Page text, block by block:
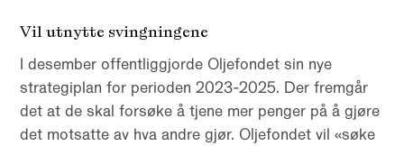
Vil utnytte svingningene
I desember offentliggjorde Oljefondet sin nye
strategiplan for perioden 2023-2025. Der fremgår
det at de skal forsøke å tjene mer penger på å gjøre
det motsatte av hva andre gjør. Oljefondet vil «søke